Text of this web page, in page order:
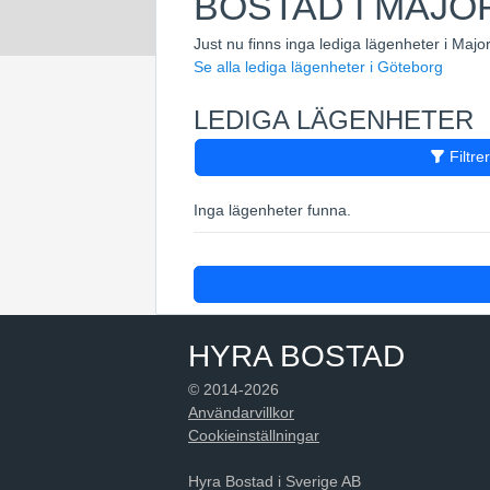
Just nu finns inga lediga lägenheter i
Se alla lediga lägenheter i Göteborg
LEDIGA LÄGENHETER
Inga lägenheter funna.
HYRA BOSTAD
© 2014-2026
Användarvillkor
Cookieinställningar
Hyra Bostad i Sverige AB